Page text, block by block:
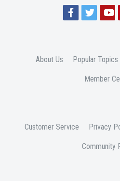
About Us Popular Topics
Member
Customer Service Privacy
Community